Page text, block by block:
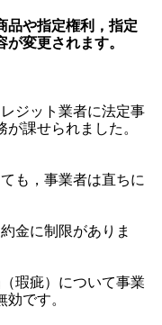
や指定権利，指定
変更されます。
ジット業者に法定事
課せられました。
も，事業者は直ちに
金に制限がありま
瑕疵）について事業
です。